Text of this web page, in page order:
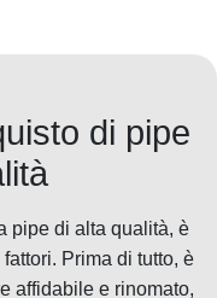
di pipe
pipe di alta qualità, è
Prima di tutto, è
affidabile e rinomato,